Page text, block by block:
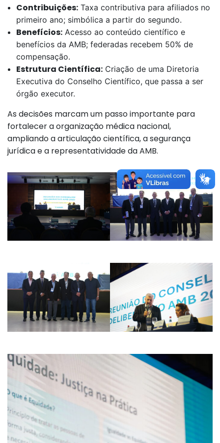
Contribuições:Taxa contributiva para afiliados no
primeiro ano; simbólica a partir do segundo.
Benefícios:Acesso ao conteúdo científico e
benefícios da AMB; federadas recebem 50% de
compensação.
Estrutura Científica:Criação de uma Diretoria
Executiva do Conselho Científico, que passa a ser
órgão executor.
As decisões marcam um passo importante para
fortalecer a organização médica nacional,
ampliando a articulação científica, a segurança
jurídica e a representatividade da AMB.